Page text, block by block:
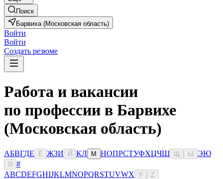
Поиск
Барвиха (Московская область)
Войти
Войти
Создать резюме
Работа и вакансии
по профессии в Барвихе
(Московская область)
АБВГДЕ Ё ЖЗИ Й КЛ М НОПРСТУФХЦЧШ Ы ЭЮ
Я
#
ABCDEFGHIJKLMNOPQRSTUVWX Y Z